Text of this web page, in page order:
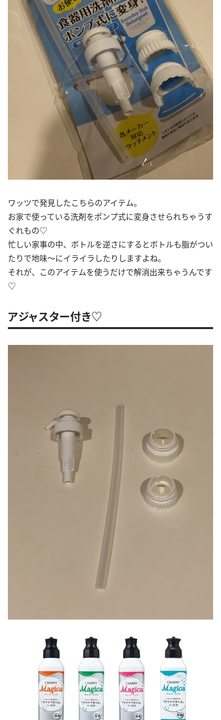
ワッツで発見したこちらのアイテム。
お家で使っている洗剤をポンプ式に変身させられちゃうす
ぐれもの♡
忙しい家事の中、ボトルを逆さにするとボトルも脂がつい
たりで地味〜にイライラしたりしますよね。
それが、このアイテムを使うだけで解消出来ちゃうんです
♡
アジャスター付き♡